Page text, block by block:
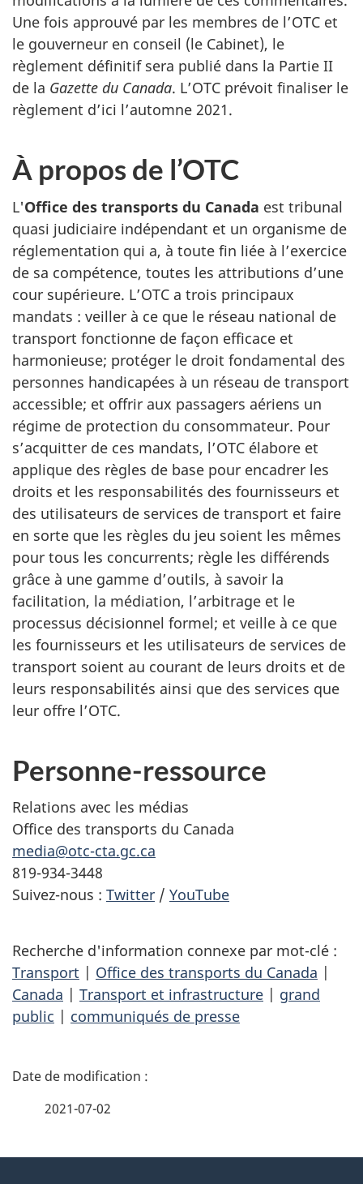
Une fois approuvé par les membres de l’OTC et
le gouverneur en conseil (le Cabinet), le
règlement définitif sera publié dans la Partie II
de la Gazette du Canada. L’OTC prévoit finaliser le
règlement d’ici l’automne 2021.
À propos de l’OTC
L'Office des transports du Canada est tribunal
quasi judiciaire indépendant et un organisme de
réglementation qui a, à toute fin liée à l’exercice
de sa compétence, toutes les attributions d’une
cour supérieure. L’OTC a trois principaux
mandats : veiller à ce que le réseau national de
transport fonctionne de façon efficace et
harmonieuse; protéger le droit fondamental des
personnes handicapées à un réseau de transport
accessible; et offrir aux passagers aériens un
régime de protection du consommateur. Pour
s’acquitter de ces mandats, l’OTC élabore et
applique des règles de base pour encadrer les
droits et les responsabilités des fournisseurs et
des utilisateurs de services de transport et faire
en sorte que les règles du jeu soient les mêmes
pour tous les concurrents; règle les différends
grâce à une gamme d’outils, à savoir la
facilitation, la médiation, l’arbitrage et le
processus décisionnel formel; et veille à ce que
les fournisseurs et les utilisateurs de services de
transport soient au courant de leurs droits et de
leurs responsabilités ainsi que des services que
leur offre l’OTC.
Personne-ressource
Relations avec les médias
Office des transports du Canada
media@otc-cta.gc.ca
819-934-3448
Suivez-nous : Twitter / YouTube
Recherche d'information connexe par mot-clé :
Transport | Office des transports du Canada |
Canada | Transport et infrastructure | grand
public | communiqués de presse
D
2021-07-02